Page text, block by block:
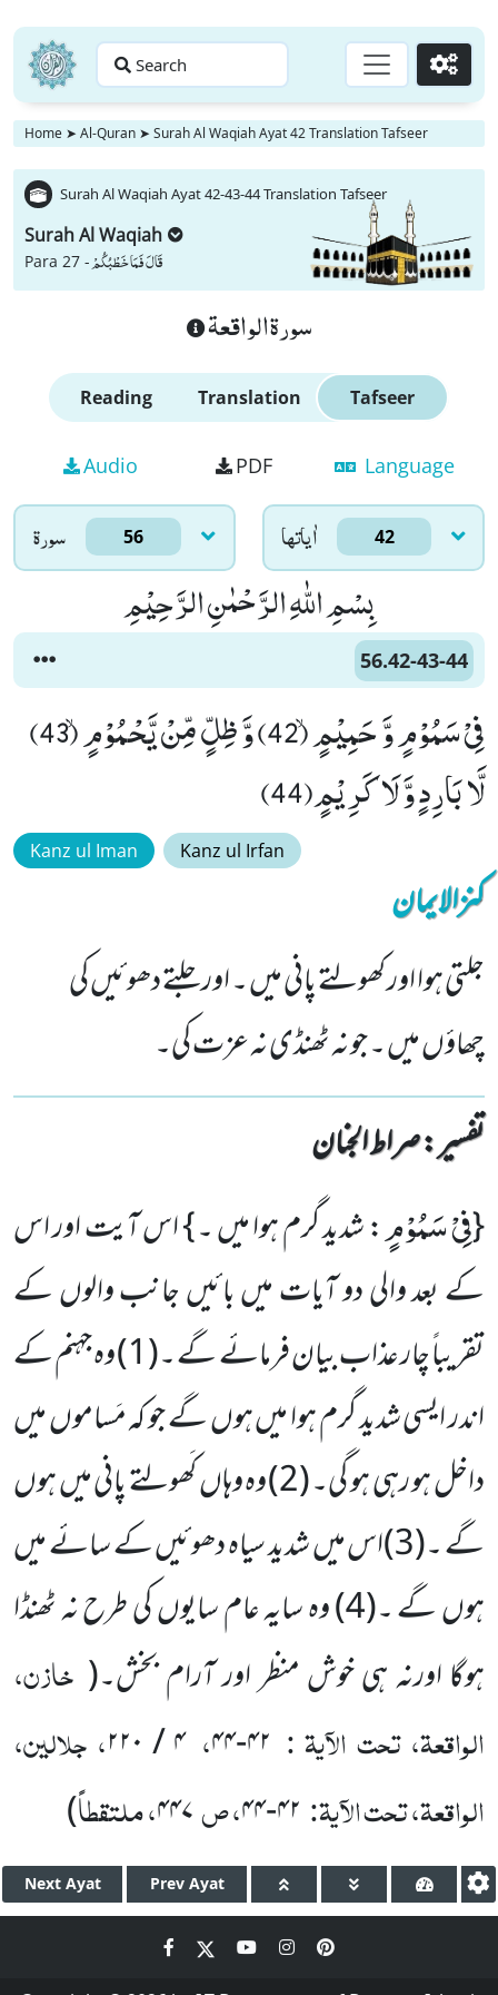
Search Go
Home ➤ Al-Quran ➤ Surah Al Waqiah Ayat 42 Translation Tafseer
Surah Al Waqiah Ayat 42-43-44 Translation Tafseer
Surah Al Waqiah
Para 27 -قَالَ فَمَا خَطْبُكُمْ
سورة الواقعة
Reading Translation Tafseer
Audio PDF Language
سورۃ 56 اٰياتها 42
بِسْمِ اللّٰهِ الرَّحْمٰنِ الرَّحِیْمِ
56.42-43-44
فِیْ سَمُوْمٍ وَّ حَمِیْمٍۙ (42) وَّ ظِلٍّ مِّنْ یَّحْمُوْمٍۙ (43)
لَّا بَارِدٍ وَّ لَا كَرِیْمٍ(44)
Kanz ul Iman Kanz ul Irfan
کنزالایمان
جلتی ہوا اور کھولتے پانی میں ۔ اور جلتے دھوئیں کی
چھاؤں میں ۔ جو نہ ٹھنڈی نہ عزت کی۔
تفسیر : ‎صراط الجنان
{فِیْ سَمُوْمٍ: شدید گرم ہوا میں ۔ }اس آیت اور اس
کے بعد والی دو آیات میں بائیں جانب والوں کے
تقریباً چارعذاب بیان فرمائے گے ۔(1) وہ جہنم کے
اندر ایسی شدید گرم ہوا میں ہوں گے جو کہ مَساموں میں
داخل ہو رہی ہو گی۔ (2) وہ وہاں کَھولتے پانی میں ہوں
گے ۔(3) اس میں شدید سیاہ دھوئیں کے سائے میں
ہوں گے ۔(4) وہ سایہ عام سایوں کی طرح نہ ٹھنڈا
ہوگا اورنہ ہی خوش منظر اور آرام بخش۔( خازن،
الواقعۃ، تحت الآیۃ : ۴۲-۴۴، ۴/ ۲۲۰، جلالین،
الواقعۃ، تحت الآیۃ: ۴۲-۴۴، ص۴۴۷، ملتقطاً)
Next Ayat Prev Ayat